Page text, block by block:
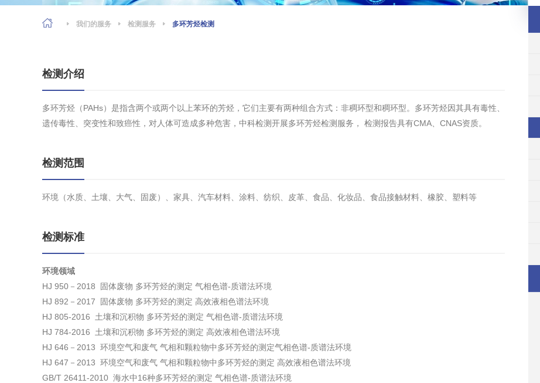
我们的服务 检测服务 多环芳烃检测
检测介绍
多环芳烃（PAHs）是指含两个或两个以上苯环的芳烃，它们主要有两种组合方式：非稠环型和稠环型。多环芳烃因其具有毒性、
遗传毒性、突变性和致癌性，对人体可造成多种危害，中科检测开展多环芳烃检测服务， 检测报告具有CMA、CNAS资质。
检测范围
环境（水质、土壤、大气、固废）、家具、汽车材料、涂料、纺织、皮革、食品、化妆品、食品接触材料、橡胶、塑料等
检测标准
环境领域
HJ 950－2018 固体废物 多环芳烃的测定 气相色谱-质谱法环境
HJ 892－2017 固体废物 多环芳烃的测定 高效液相色谱法环境
HJ 805-2016 土壤和沉积物 多环芳烃的测定 气相色谱-质谱法环境
HJ 784-2016 土壤和沉积物 多环芳烃的测定 高效液相色谱法环境
HJ 646－2013 环境空气和废气 气相和颗粒物中多环芳烃的测定气相色谱-质谱法环境
HJ 647－2013 环境空气和废气 气相和颗粒物中多环芳烃的测定 高效液相色谱法环境
GB/T 26411-2010 海水中16种多环芳烃的测定 气相色谱-质谱法环境